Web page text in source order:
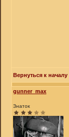
Вернуться к началу
gunner_max
Знаток